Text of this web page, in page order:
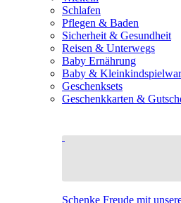
Schlafen
Pflegen & Baden
Sicherheit & Gesundheit
Reisen & Unterwegs
Baby Ernährung
Baby &
Geschenksets
Geschenkkarten &
Schenke Freude mit